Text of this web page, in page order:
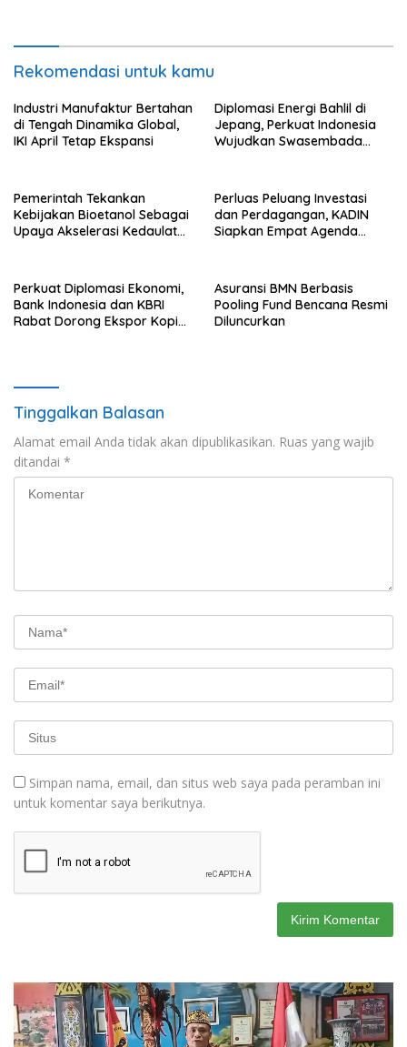
Rekomendasi untuk kamu
Industri Manufaktur Bertahan
di Tengah Dinamika Global,
IKI April Tetap Ekspansi
Diplomasi Energi Bahlil di
Jepang, Perkuat Indonesia
Wujudkan Swasembada
Pemerintah Tekankan
Kebijakan Bioetanol Sebagai
Upaya Akselerasi Kedaulatan
Perluas Peluang Investasi
dan Perdagangan, KADIN
Siapkan Empat Agenda
Perkuat Diplomasi Ekonomi,
Bank Indonesia dan KBRI
Rabat Dorong Ekspor Kopi
Asuransi BMN Berbasis
Pooling Fund Bencana Resmi
Diluncurkan
Tinggalkan Balasan
Alamat email Anda tidak akan dipublikasikan. Ruas yang wajib
ditandai *
Simpan nama, email, dan situs web saya pada peramban ini
untuk komentar saya berikutnya.
Pemutar
Video